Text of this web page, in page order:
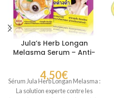
Jula’s Herb Longan
Melasma Serum – Anti-
un Teint Uniforme
4,50€
Sérum Jula Herb Longan Melasma :
La solution experte contre les